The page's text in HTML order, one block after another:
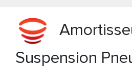
Suspension